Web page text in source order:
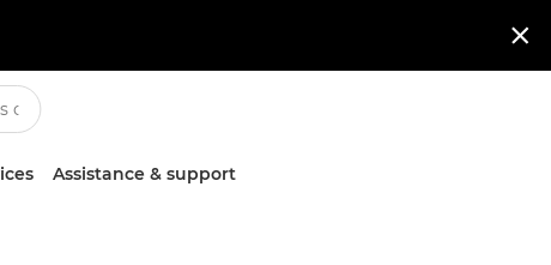

Assistance & support